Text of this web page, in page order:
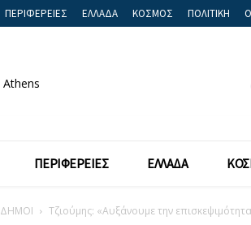
ΠΕΡΙΦΕΡΕΙΕΣ ΕΛΛΑΔΑ ΚΟΣΜΟΣ ΠΟΛΙΤΙΚΗ
Athens
ΠΕΡΙΦΕΡΕΙΕΣ ΕΛΛΑΔΑ
ΔΗΜΟΙ Τζιούμης: «Αυξάνουμε την